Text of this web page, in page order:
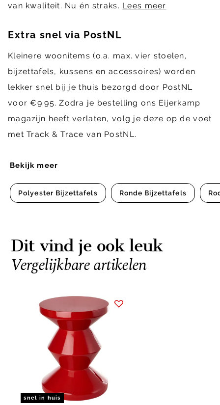
Bekijk meer
Polyester Bijzettafels Ronde Bijzettafels
van kwaliteit. Nu én straks. Lees meer
Extra snel via PostNL
Kleinere woonitems (o.a. max. vier stoelen,
bijzettafels, kussens en accessoires) worden
lekker snel bij je thuis bezorgd door PostNL
voor €9.95. Zodra je bestelling ons Eijerkamp
magazijn heeft verlaten, volg je deze op de voet
met Track & Trace van PostNL.
Dit vind je ook leuk
Vergelijkbare artikelen
snel in huis